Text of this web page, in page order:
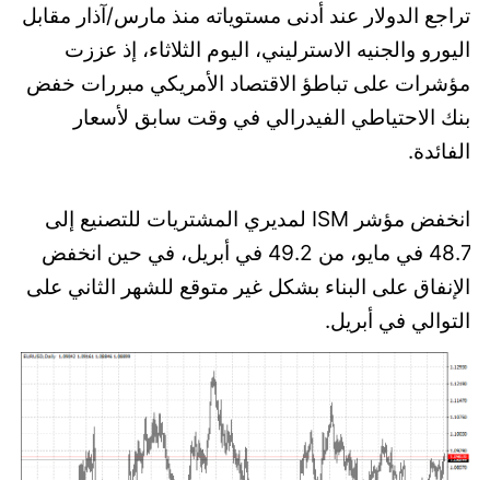
تراجع الدولار عند أدنى مستوياته منذ مارس/آذار مقابل
اليورو والجنيه الاسترليني، اليوم الثلاثاء، إذ عززت
مؤشرات على تباطؤ الاقتصاد الأمريكي مبررات خفض
بنك الاحتياطي الفيدرالي في وقت سابق لأسعار
الفائدة.
انخفض مؤشر ISM لمديري المشتريات للتصنيع إلى
48.7 في مايو، من 49.2 في أبريل، في حين انخفض
الإنفاق على البناء بشكل غير متوقع للشهر الثاني على
التوالي في أبريل.